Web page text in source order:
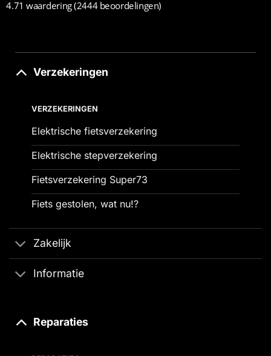
4.71 waardering(2444 beoordelingen)
Verzekeringen
VERZEKERINGEN
Elektrische fietsverzekering
Elektrische stepverzekering
Fietsverzekering Super73
Fiets gestolen, wat nu!?
Zakelijk
Informatie
Reparaties